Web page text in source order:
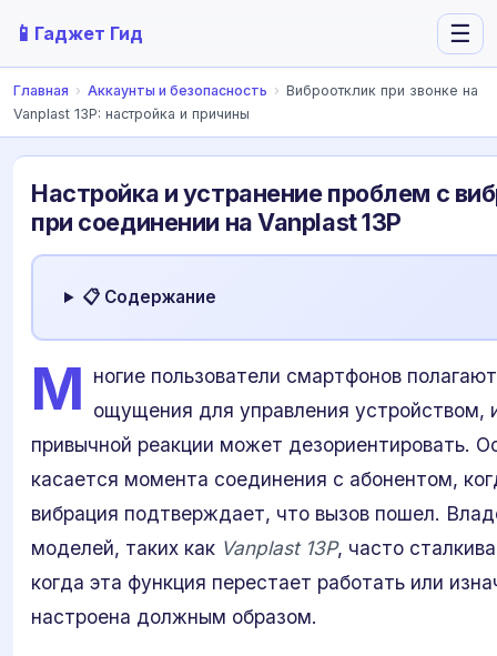
📱 Гаджет Гид ☰
Главная › Аккаунты и безопасность › Виброотклик при звонке на
Vanplast 13P: настройка и причины
Настройка и устранение проблем с
при соединении на Vanplast 13P
📋 Содержание
М ногие пользователи смартфонов
ощущения для управления устройством,
привычной реакции может дезориентировать.
касается момента соединения с абонентом,
вибрация подтверждает, что вызов пошел.
моделей, таких как Vanplast 13P, часто
когда эта функция перестает работать или
настроена должным образом.